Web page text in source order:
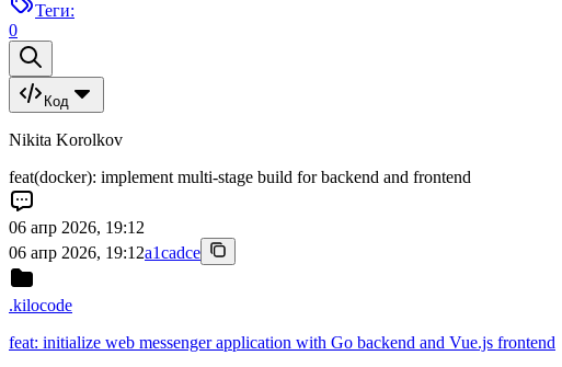
Теги:
0
Код
Nikita Korolkov
feat(docker): implement multi-stage build for backend and frontend
06 апр 2026, 19:12
06 апр 2026, 19:12a1cadce
.kilocode
feat: initialize web messenger application with Go backend and Vue.js frontend